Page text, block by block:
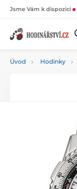
Jsme Vám k dispozici
Úvod Hodinky